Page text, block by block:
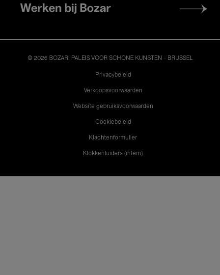
Werken bij Bozar
© 2026 BOZAR. PALEIS VOOR SCHONE KUNSTEN - BRUSSEL
Privacybeleid
Verkoopsvoorwaarden
Website gebruiksvoorwaarden
Cookiebeleid
Klachtenformulier
Klokkenluiders (intern)